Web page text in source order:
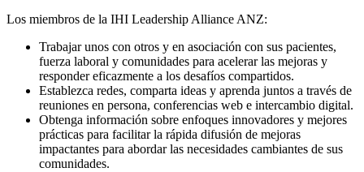
Los miembros de la IHI Leadership Alliance ANZ:
Trabajar unos con otros y en asociación con sus pacientes,
fuerza laboral y comunidades para acelerar las mejoras y
responder eficazmente a los desafíos compartidos.
Establezca redes, comparta ideas y aprenda juntos a través de
reuniones en persona, conferencias web e intercambio digital.
Obtenga información sobre enfoques innovadores y mejores
prácticas para facilitar la rápida difusión de mejoras
impactantes para abordar las necesidades cambiantes de sus
comunidades.